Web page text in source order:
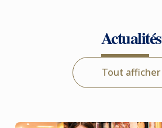
Actualités
Tout afficher